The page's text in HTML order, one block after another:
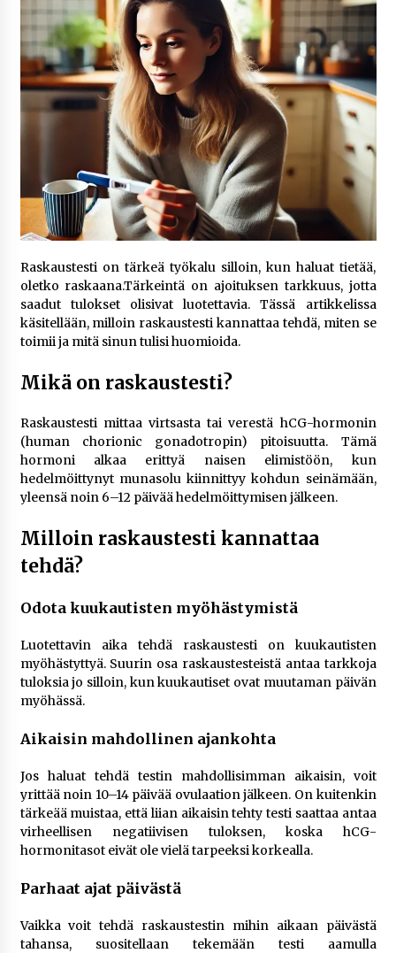
Jaakko Selin puoliso Simo – pitkä
rakkaustarina, elämäntyö ja ura
1 viikko sitten
Näin pikakasinot nopeuttavat kotiutuksia
modernin maksuteknologian avulla
1 viikko sitten
Nina Rung – rikollisuuden tutkija ja väkivallan
ehkäisyn näkyvä ääni
2 viikkoa sitten
rikoshistoriaa
3 viikkoa sitten
Online-kasinoiden mobiilipelialustojen kehitys
3 viikkoa sitten
Uutisankkuri Jan Andersson vaimo – faktat ja
3 viikkoa sitten
Pamela Anderson ikä, ura ja elämä
4 viikkoa sitten
Raskaustesti on tärkeä työkalu silloin, kun haluat tietää,
oletko raskaana.Tärkeintä on ajoituksen tarkkuus, jotta
saadut tulokset olisivat luotettavia. Tässä artikkelissa
käsitellään, milloin raskaustesti kannattaa tehdä, miten se
toimii ja mitä sinun tulisi huomioida.
Mikä on raskaustesti?
Raskaustesti mittaa virtsasta tai verestä hCG-hormonin
(human chorionic gonadotropin) pitoisuutta. Tämä
hormoni alkaa erittyä naisen elimistöön, kun
hedelmöittynyt munasolu kiinnittyy kohdun seinämään,
yleensä noin 6–12 päivää hedelmöittymisen jälkeen.
Milloin raskaustesti kannattaa
tehdä?
Odota kuukautisten myöhästymistä
Luotettavin aika tehdä raskaustesti on kuukautisten
myöhästyttyä. Suurin osa raskaustesteistä antaa tarkkoja
tuloksia jo silloin, kun kuukautiset ovat muutaman päivän
myöhässä.
Aikaisin mahdollinen ajankohta
Jos haluat tehdä testin mahdollisimman aikaisin, voit
yrittää noin 10–14 päivää ovulaation jälkeen. On kuitenkin
tärkeää muistaa, että liian aikaisin tehty testi saattaa antaa
virheellisen negatiivisen tuloksen, koska hCG-
hormonitasot eivät ole vielä tarpeeksi korkealla.
Parhaat ajat päivästä
Vaikka voit tehdä raskaustestin mihin aikaan päivästä
tahansa, suositellaan tekemään testi aamulla